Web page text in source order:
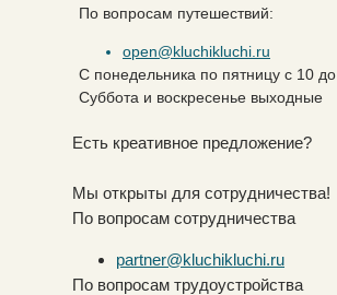
По вопросам путешествий:
open@kluchikluchi.ru
С понедельника по пятницу с 10
Суббота и воскресенье выходные
Есть креативное предложение?
Мы открыты для сотрудничества!
По вопросам сотрудничества
partner@kluchikluchi.ru
По вопросам трудоустройства